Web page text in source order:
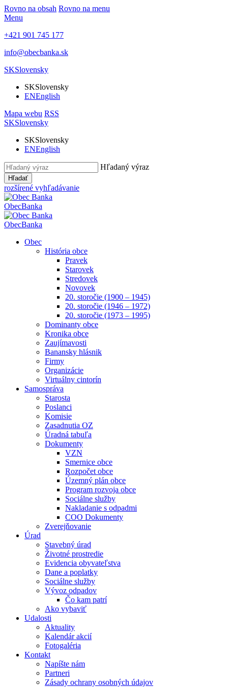
Rovno na obsah Rovno na menu
Menu
+421 901 745 177
info@obecbanka.sk
SKSlovensky
SKSlovensky
ENEnglish
Mapa webu RSS
SKSlovensky
SKSlovensky
ENEnglish
Hľadaný výraz
Hľadať
rozšírené vyhľadávanie
ObecBanka
ObecBanka
Obec
História obce
Pravek
Starovek
Stredovek
Novovek
20. storočie (1900 – 1945)
20. storočie (1946 – 1972)
20. storočie (1973 – 1995)
Dominanty obce
Kronika obce
Zaujímavosti
Banansky hlásnik
Firmy
Organizácie
Virtuálny cintorín
Samospráva
Starosta
Poslanci
Komisie
Zasadnutia OZ
Úradná tabuľa
Dokumenty
VZN
Smernice obce
Rozpočet obce
Územný plán obce
Program rozvoja obce
Sociálne služby
Nakladanie s odpadmi
COO Dokumenty
Zverejňovanie
Úrad
Stavebný úrad
Životné prostredie
Evidencia obyvateľstva
Dane a poplatky
Sociálne služby
Vývoz odpadov
Čo kam patrí
Ako vybaviť
Udalosti
Aktuality
Kalendár akcií
Fotogaléria
Kontakt
Napíšte nám
Partneri
Zásady ochrany osobných údajov